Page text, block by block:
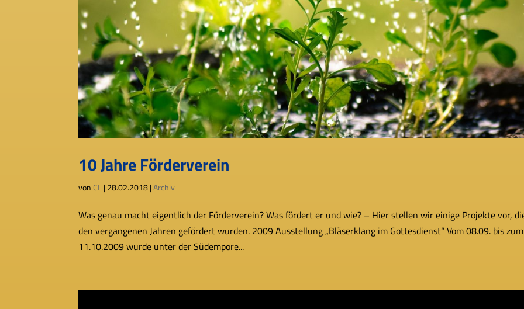
10 Jahre Förderverein
von CL|28.02.2018|Archiv
Was genau macht eigent­lich der Förderverein? Was för­dert er und wie? – Hier stel­len wir einige Projekte vor,
den ver­gan­ge­nen Jahren geför­dert wurden. 2009 Ausstellung „Bläserklang im Gottesdienst“ Vom 08.09. bis zum
11.10.2009 wurde unter der Südempore...